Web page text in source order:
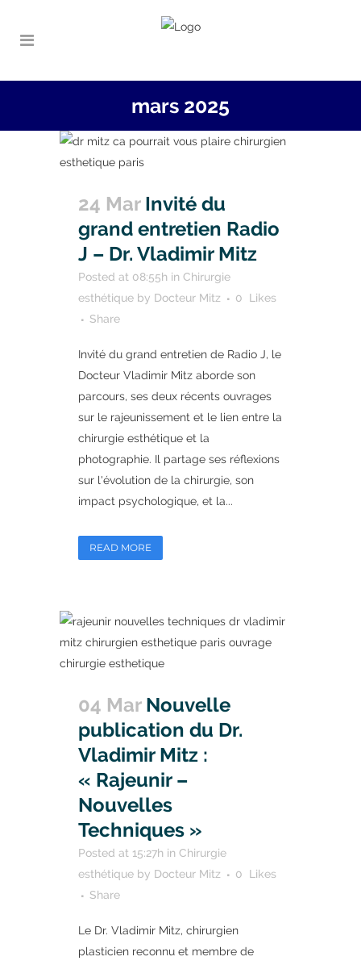
mars 2025
24 Mar Invité du
grand entretien Radio
J – Dr. Vladimir Mitz
Posted at 08:55h in Chirurgie
esthétique by Docteur Mitz 0
Likes
Share
Invité du grand entretien de Radio J, le
Docteur Vladimir Mitz aborde son
parcours, ses deux récents ouvrages
sur le rajeunissement et le lien entre la
chirurgie esthétique et la
photographie. Il partage ses réflexions
sur l'évolution de la chirurgie, son
impact psychologique, et la...
READ MORE
04 Mar Nouvelle
publication du Dr.
Vladimir Mitz :
« Rajeunir –
Nouvelles
Techniques »
Posted at 15:27h in Chirurgie
esthétique by Docteur Mitz 0
Likes
Share
Le Dr. Vladimir Mitz, chirurgien
plasticien reconnu et membre de